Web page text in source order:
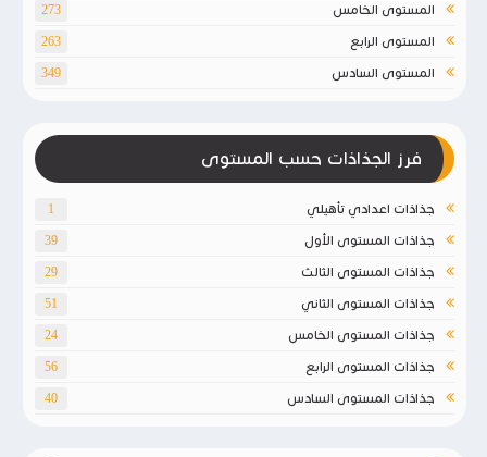
المستوى الخامس 273
المستوى الرابع 263
المستوى السادس 349
فرز الجذاذات حسب المستوى
جذاذات اعدادي تأهيلي 1
جذاذات المستوى الأول 39
جذاذات المستوى الثالث 29
جذاذات المستوى الثاني 51
جذاذات المستوى الخامس 24
جذاذات المستوى الرابع 56
جذاذات المستوى السادس 40